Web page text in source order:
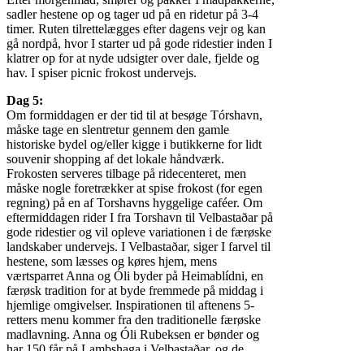
sadler hestene op og tager ud på en ridetur på 3-4
timer. Ruten tilrettelægges efter dagens vejr og kan
gå nordpå, hvor I starter ud på gode ridestier inden I
klatrer op for at nyde udsigter over dale, fjelde og
hav. I spiser picnic frokost undervejs.
Dag 5:
Om formiddagen er der tid til at besøge Tórshavn,
måske tage en slentretur gennem den gamle
historiske bydel og/eller kigge i butikkerne for lidt
souvenir shopping af det lokale håndværk.
Frokosten serveres tilbage på ridecenteret, men
måske nogle foretrækker at spise frokost (for egen
regning) på en af Torshavns hyggelige caféer. Om
eftermiddagen rider I fra Torshavn til Velbastaðar på
gode ridestier og vil opleve variationen i de færøske
landskaber undervejs. I Velbastaðar, siger I farvel til
hestene, som læsses og køres hjem, mens
værtsparret Anna og Óli byder på Heimablídni, en
færøsk tradition for at byde fremmede på middag i
hjemlige omgivelser. Inspirationen til aftenens 5-
retters menu kommer fra den traditionelle færøske
madlavning. Anna og Óli Rubeksen er bønder og